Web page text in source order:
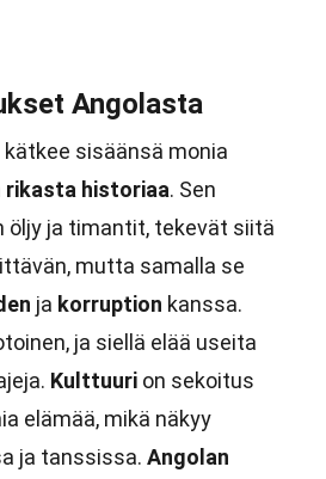
Angolasta
kätkee sisäänsä monia
rikasta historiaa. Sen
öljy ja timantit, tekevät siitä
mutta samalla se
ja korruption kanssa.
ja siellä elää useita
Kulttuuri on sekoitus
elämää, mikä näkyy
ja tanssissa. Angolan